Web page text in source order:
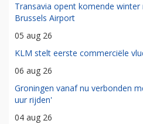
Transavia opent komende
Brussels Airport
05 aug 26
KLM stelt eerste commerciële
06 aug 26
Groningen vanaf nu verbonden
uur rijden'
04 aug 26